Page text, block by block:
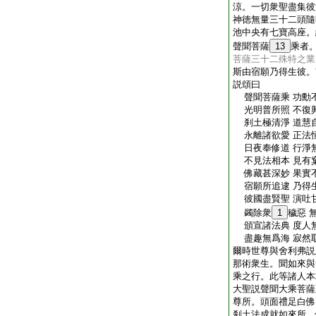
涼。一切衆聖盡集
神徳無量三十二頭
池中央有七寶高座
聲聞菩薩 13 乘者
菩薩三十二殊特之
斯由宿願乃得生彼
説頌曰
聲聞菩薩乘 功勳
光明普所照 不復
刹土極清淨 道慧
永離諸欲愛 正法
日夜奉修道 行淨
不見法相本 見有
佛藏甚深妙 果實
宿願所追逮 乃得
彼國盡賢聖 演吐
蠲除衆 1 穢惡
頒宣諸法典 度人
盡趣無爲海 寂然
爾時世尊與舍利弗
那術衆生。聞如來
乘之行。此等諸人
大聖説聲聞大乘菩
尊所。頭面禮足白